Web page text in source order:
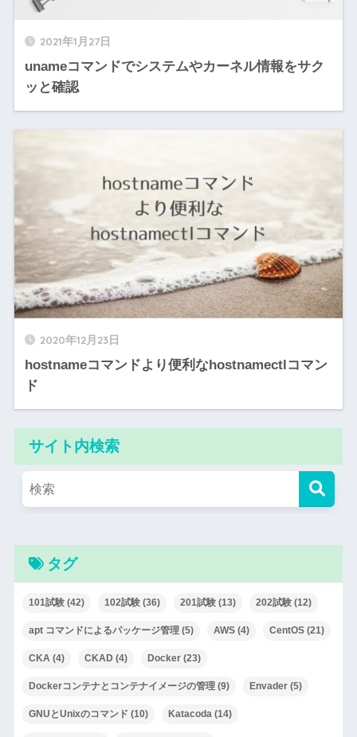
2021年1月27日
unameコマンドでシステムやカーネル情報をサク
ッと確認
2020年12月23日
hostnameコマンドより便利なhostnamectlコマン
ド
サイト内検索
タグ
101試験(42) 102試験(36) 201試験(13) 202試験(12)
apt コマンドによるパッケージ管理(5) AWS(4) CentOS(21)
CKA (4) CKAD (4) Docker(23)
Dockerコンテナとコンテナイメージの管理(9) Envader(5)
GNUとUnixのコマンド (10) Katacoda (14)